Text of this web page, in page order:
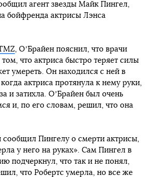
агент звезды Майк Пингел,
бойфренда актрисы Лэнса
, ОʼБрайен пояснил, что врачи
что актриса быстро теряет силы
умереть. Он находился с ней в
актриса протянула к нему руки,
и затихла. ОʼБрайен был очень
и, по его словам, решил, что она
Пингелу о смерти актрисы,
у него на руках». Сам Пингел в
подчеркнул, что так и не понял,
что Робертс умерла, но все же